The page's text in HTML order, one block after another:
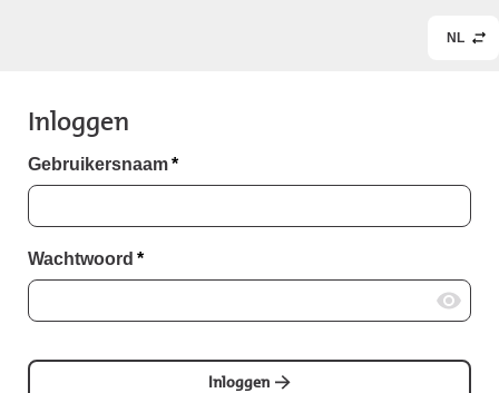
NL
Inloggen
Gebruikersnaam*
Wachtwoord *
Inloggen